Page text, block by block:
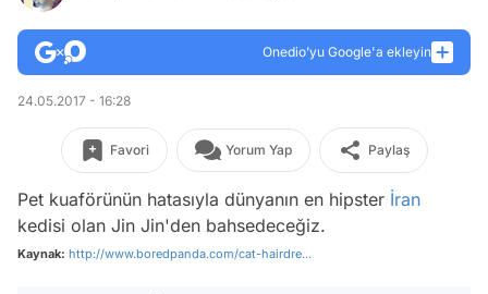
Onedio’yu Google'a ekleyin
24.05.2017 - 16:28
Favori Yorum Yap Paylaş
Pet kuaförünün hatasıyla dünyanın en hipster İran
kedisi olan Jin Jin'den bahsedeceğiz.
Kaynak: http://www.boredpanda.com/cat-hairdre...